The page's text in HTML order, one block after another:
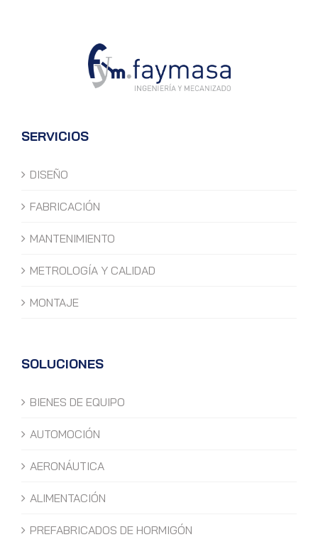
SERVICIOS
DISEÑO
FABRICACIÓN
MANTENIMIENTO
METROLOGÍA Y CALIDAD
MONTAJE
SOLUCIONES
BIENES DE EQUIPO
AUTOMOCIÓN
AERONÁUTICA
ALIMENTACIÓN
PREFABRICADOS DE HORMIGÓN